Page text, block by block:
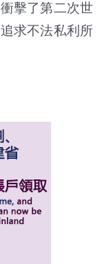
擊了第二次世
求不法私利所